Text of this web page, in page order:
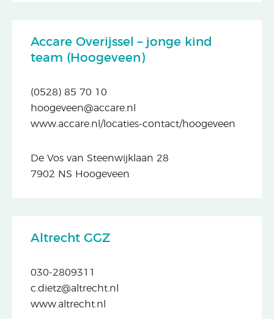
Accare Overijssel – jonge kind
team (Hoogeveen)
(0528) 85 70 10
hoogeveen@accare.nl
www.accare.nl/locaties-contact/hoogeveen
De Vos van Steenwijklaan 28
7902 NS Hoogeveen
Altrecht GGZ
030-2809311
c.dietz@altrecht.nl
www.altrecht.nl